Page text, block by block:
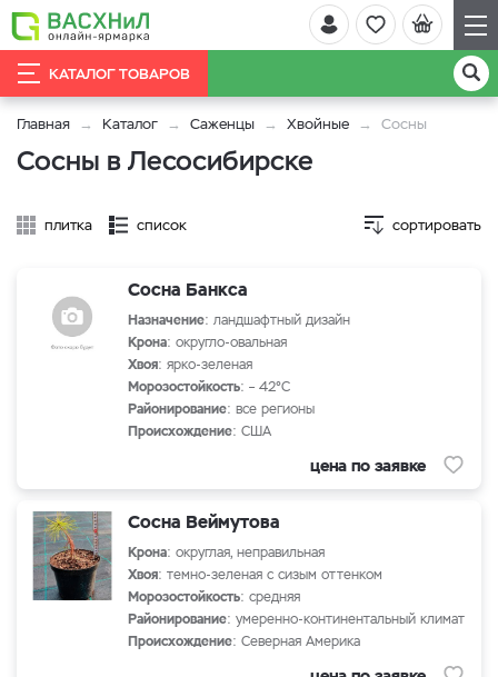
КАТАЛОГ ТОВАРОВ
Главная Каталог Саженцы Хвойные Сосны
Сосны в Лесосибирске
плитка список сортировать
Сосна Банкса
Назначение: ландшафтный дизайн
Крона: округло-овальная
Хвоя: ярко-зеленая
Морозостойкость: – 42°С
Районирование: все регионы
Происхождение: США
цена по заявке
Сосна Веймутова
Крона: округлая, неправильная
Хвоя: темно-зеленая с сизым оттенком
Морозостойкость: средняя
Районирование: умеренно-континентальный климат
Происхождение: Северная Америка